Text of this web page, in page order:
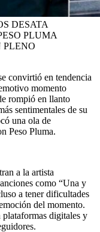
DESATA
PLUMA
PLENO
convirtió en tendencia
momento
rompió en llanto
sentimentales de su
una ola de
Peso Pluma.
a la artista
como “Una y
a tener dificultades
del momento.
plataformas digitales y